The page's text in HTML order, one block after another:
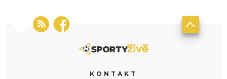
KONTAKT